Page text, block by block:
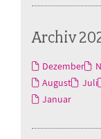
Archiv
Dezember
August
Juli
Januar